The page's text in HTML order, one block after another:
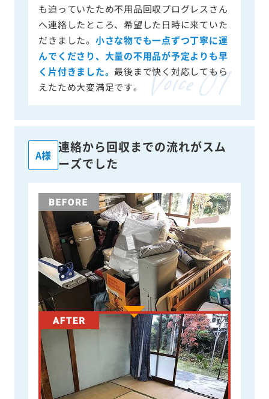
も迫っていたため不用品回収プログレスさん
へ連絡したところ、希望した日時に来ていた
だきました。 小さな物でも一点ずつ丁寧に運
んでくださり、大量の不用品が予定よりも早
く片付きました。 最後まで快く対応してもら
えたため大変満足です。
A様
連絡から回収までの流れがスム
ーズでした